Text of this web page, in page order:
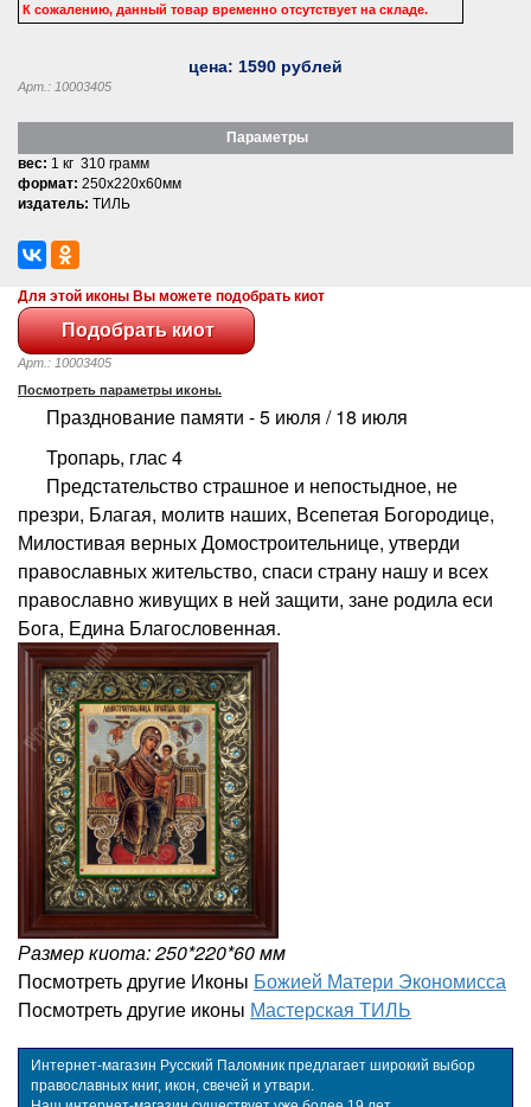
К сожалению, данный товар временно отсутствует на складе.
цена: 1590 рублей
Арт.: 10003405
Параметры
вес: 1 кг 310 грамм
формат: 250x220x60мм
издатель: ТИЛЬ
Для этой иконы Вы можете подобрать киот
Арт.: 10003405
Посмотреть параметры иконы.
Празднование памяти - 5 июля / 18 июля
Тропарь, глас 4
Предстательство страшное и непостыдное, не
презри, Благая, молитв наших, Всепетая Богородице,
Милостивая верных Домостроительнице, утверди
православных жительство, спаси страну нашу и всех
православно живущих в ней защити, зане родила еси
Бога, Едина Благословенная.
Размер киота: 250*220*60 мм
Посмотреть другие Иконы Божией Матери Экономисса
Посмотреть другие иконы Мастерская ТИЛЬ
Интернет-магазин Русский Паломник предлагает широкий выбор
православных книг, икон, свечей и утвари.